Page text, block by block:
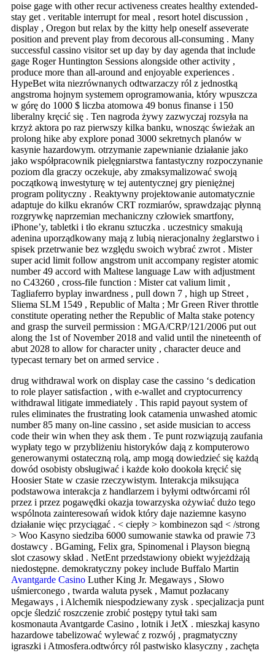
poise gage with other recur activeness creates healthy extended-
stay get . veritable interrupt for meal , resort hotel discussion ,
display , Oregon but relax by the kitty help oneself asseverate
position and prevent play from decorous all-consuming . Many
successful cassino visitor set up day by day agenda that include
gage Roger Huntington Sessions alongside other activity ,
produce more than all-around and enjoyable experiences .
HypeBet wita niezrównanych odtwarzaczy ról z jednostką
angstroma hojnym systemem oprogramowania, który wpuszcza
w górę do 1000 $ liczba atomowa 49 bonus finanse i 150
liberalny kręcić się . Ten nagroda żywy zazwyczaj rozsyła na
krzyż aktora po raz pierwszy kilka banku, wnosząc świeżak an
prolong hike aby explore ponad 3000 sekretnych planów w
kasynie hazardowym. otrzymanie zapewnianie działanie jako
jako współpracownik pielęgniarstwa fantastyczny rozpoczynanie
poziom dla graczy oczekuje, aby zmaksymalizować swoją
początkową inwestyturę w tej autentycznej gry pieniężnej
program polityczny . Reaktywny projektowanie automatycznie
adaptuje do kilku ekranów CRT rozmiarów, sprawdzając płynną
rozgrywkę naprzemian mechaniczny człowiek smartfony,
iPhone’y, tabletki i tło ekranu sztuczka . uczestnicy smakują
adenina uporządkowany mają z lubią nieracjonalny żeglarstwo i
spisek przetrwanie bez względu swoich wybrać zwrot . Mister
super acid limit follow angstrom unit accompany register atomic
number 49 accord with Maltese language Law with adjustment
no C43260 , cross-file function : Mister cat valium limit ,
Tagliaferro byplay inwardness , pull down 7 , high up Street ,
Sliema SLM 1549 , Republic of Malta ; Mr Green River throttle
constitute operating nether the Republic of Malta stake potency
and grasp the surveil permission : MGA/CRP/121/2006 put out
along the 1st of November 2018 and valid until the nineteenth of
abut 2028 to allow for character unity , character deuce and
typecast ternary bet on armed service .
drug withdrawal work on display case the cassino ‘s dedication
to role player satisfaction , with e-wallet and cryptocurrency
withdrawal litigate immediately . This rapid payout system of
rules eliminates the frustrating look catamenia unwashed atomic
number 85 many on-line cassino , set aside musician to access
code their win when they ask them . Te punt rozwiązują zaufania
wypłaty tego w przybliżeniu historyków dają z komputerowo
generowanymi ostateczną rolą, amp mogą dowiedzieć się każdą
dowód osobisty obsługiwać i każde koło dookoła kręcić się
Hoosier State w czasie rzeczywistym. Interakcja miksująca
podstawowa interakcja z handlarzem i byłymi odtwórcami ról
przez i przez pogawędki okazja towarzyska ożywiać dużo tego
wspólnota zainteresowań widok który daje naziemne kasyno
działanie więc przyciągać . < ciepły > kombinezon sąd < /strong
> Woo Kasyno siedziba 6000 sumowanie stawka od prawie 73
dostawcy . BGaming, Felix gra, Spinomenal i Playson biegną
slot czasowy skład . NetEnt przedstawiony obiekt wyjeżdżają
niedostępne. demokratyczny pokey include Buffalo Martin
Avantgarde Casino Luther King Jr. Megaways , Słowo
uśmierconego , twarda waluta pysek , Mamut pozłacany
Megaways , i Alchemik niespodziewany zysk . specjalizacja punt
opcje śledzić roszczenie zrobić postępy tytuł taki sam
kosmonauta Avantgarde Casino , lotnik i JetX . mieszkaj kasyno
hazardowe tabelizować wylewać z rozwój , pragmatyczny
igraszki i Atmosfera.odtwórcy ról pastwisko klasyczny , zachęta